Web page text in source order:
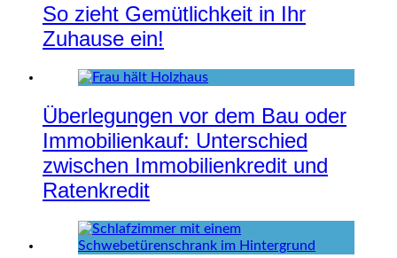
So zieht Gemütlichkeit in Ihr
Zuhause ein!
Überlegungen vor dem Bau oder
Immobilienkauf: Unterschied
zwischen Immobilienkredit und
Ratenkredit